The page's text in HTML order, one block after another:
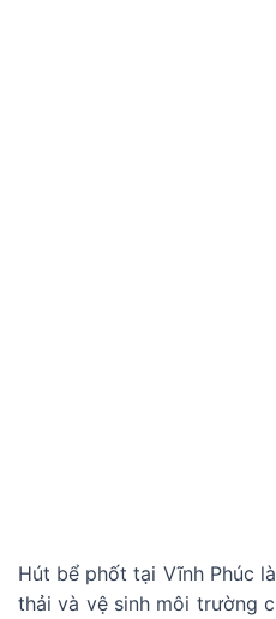
Hút bể phốt tại Vĩnh Phúc
thải và vệ sinh môi trường